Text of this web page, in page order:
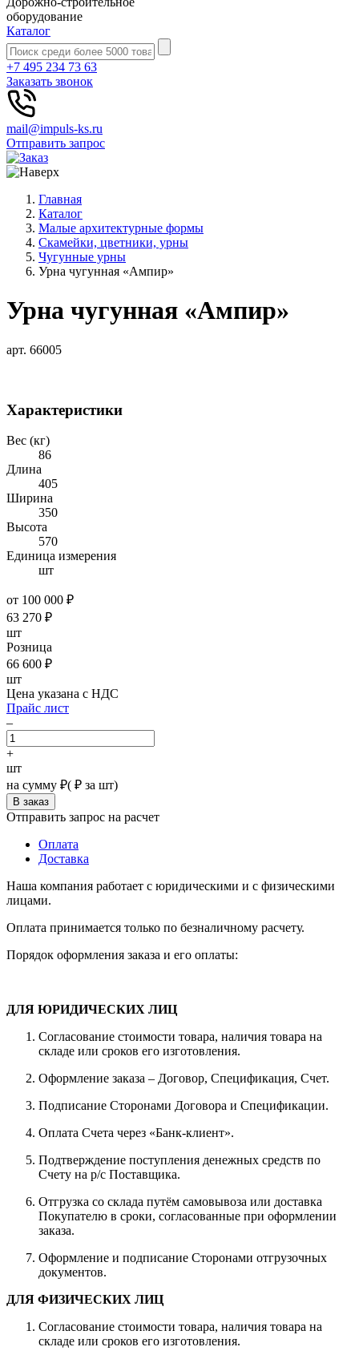
оборудование
Каталог
+7 495 234 73 63
Заказать звонок
mail@impuls-ks.ru
Отправить запрос
Главная
Каталог
Малые архитектурные формы
Скамейки, цветники, урны
Чугунные урны
Урна чугунная «Ампир»
Урна чугунная «Ампир»
арт. 66005
Характеристики
Вес (кг)
86
Длина
405
Ширина
350
Высота
570
Единица измерения
шт
от 100 000 ₽
63 270 ₽
шт
Розница
66 600 ₽
шт
Цена указана с НДС
Прайс лист
–
+
шт
на сумму ₽( ₽ за шт)
Отправить запрос на расчет
Оплата
Доставка
Наша компания работает с юридическими и с физическими
лицами.
Оплата принимается только по безналичному расчету.
Порядок оформления заказа и его оплаты:
ДЛЯ ЮРИДИЧЕСКИХ ЛИЦ
Согласование стоимости товара, наличия товара на
складе или сроков его изготовления.
Оформление заказа – Договор, Спецификация, Счет.
Подписание Сторонами Договора и Спецификации.
Оплата Счета через «Банк-клиент».
Подтверждение поступления денежных средств по
Счету на р/с Поставщика.
Отгрузка со склада путём самовывоза или доставка
Покупателю в сроки, согласованные при оформлении
заказа.
Оформление и подписание Сторонами отгрузочных
документов.
ДЛЯ ФИЗИЧЕСКИХ ЛИЦ
Согласование стоимости товара, наличия товара на
складе или сроков его изготовления.